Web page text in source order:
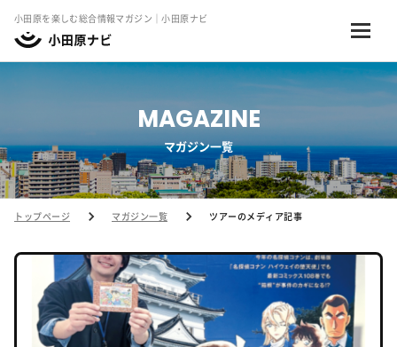
小田原を楽しむ総合情報マガジン｜小田原ナビ
MAGAZINE
マガジン一覧
トップページ マガジン一覧 ツアーのメディア記事